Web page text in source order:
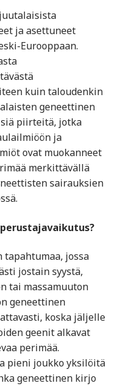
ja asettuneet
Eurooppaan.
kuin taloudenkin
geneettinen
piirteitä, jotka
ja
ovat muokanneet
merkittävällä
sairauksien
jossa
jostain syystä,
tai massamuuton
geneettinen
koska jäljelle
geenit alkavat
perimää.
pieni joukko yksilöitä
geneettinen kirjo